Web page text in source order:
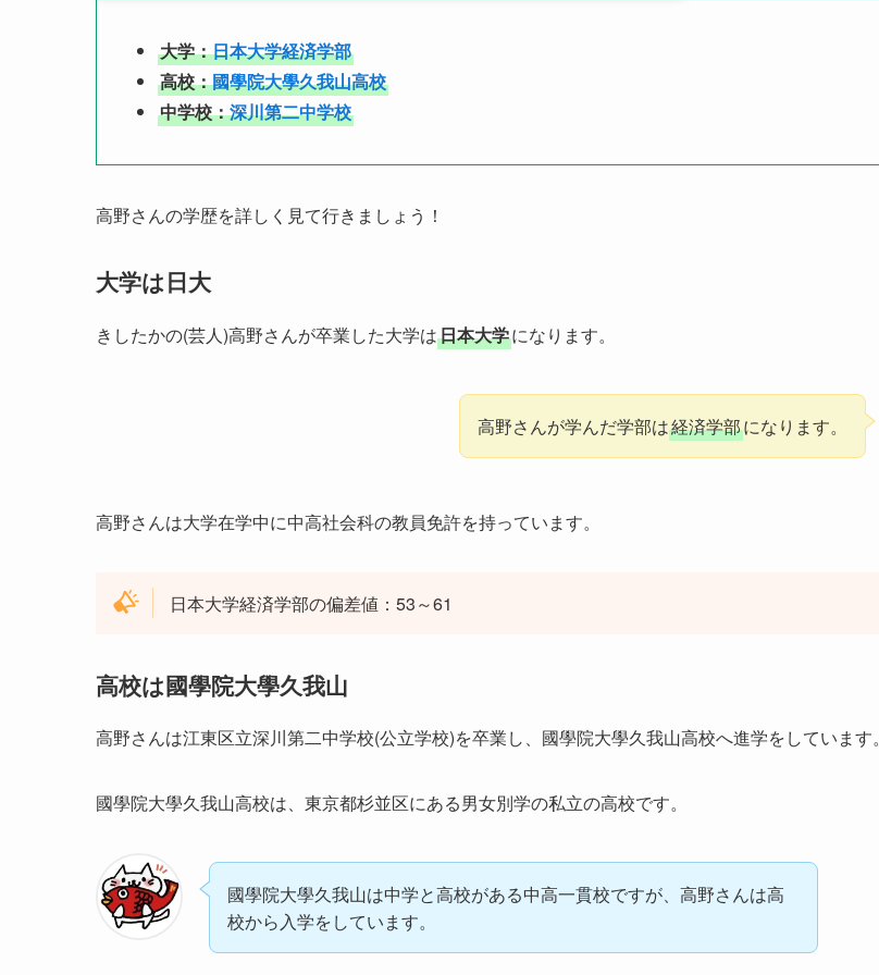
大学：日本大学経済学部
高校：國學院大學久我山高校
中学校：深川第二中学校
高野さんの学歴を詳しく見て行きましょう！
大学は日大
きしたかの(芸人)高野さんが卒業した大学は日本大学になります。
高野さんが学んだ学部は経済学部になります。
高野さんは大学在学中に中高社会科の教員免許を持っています。
日本大学経済学部の偏差値：53～61
高校は國學院大學久我山
高野さんは江東区立深川第二中学校(公立学校)を卒業し、國學院大學久我山高校へ進学をしています。
國學院大學久我山高校は、東京都杉並区にある男女別学の私立の高校です。
國學院大學久我山は中学と高校がある中高一貫校ですが、高野さんは高
校から入学をしています。